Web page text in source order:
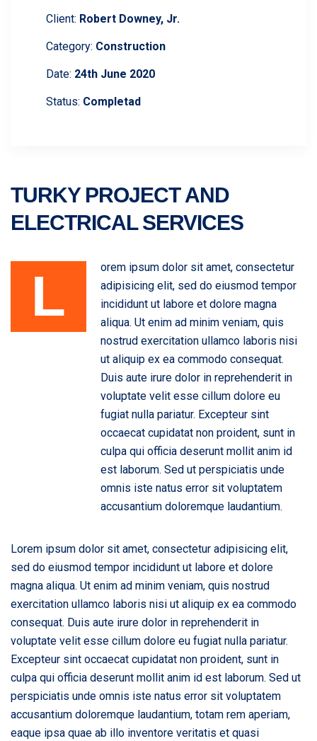
Client: Robert Downey, Jr.
Category: Construction
Date: 24th June 2020
Status: Completad
TURKY PROJECT AND
ELECTRICAL SERVICES
L
orem ipsum dolor sit amet, consectetur
adipisicing elit, sed do eiusmod tempor
incididunt ut labore et dolore magna
aliqua. Ut enim ad minim veniam, quis
nostrud exercitation ullamco laboris nisi
ut aliquip ex ea commodo consequat.
Duis aute irure dolor in reprehenderit in
voluptate velit esse cillum dolore eu
fugiat nulla pariatur. Excepteur sint
occaecat cupidatat non proident, sunt in
culpa qui officia deserunt mollit anim id
est laborum. Sed ut perspiciatis unde
omnis iste natus error sit voluptatem
accusantium doloremque laudantium.
Lorem ipsum dolor sit amet, consectetur adipisicing elit,
sed do eiusmod tempor incididunt ut labore et dolore
magna aliqua. Ut enim ad minim veniam, quis nostrud
exercitation ullamco laboris nisi ut aliquip ex ea commodo
consequat. Duis aute irure dolor in reprehenderit in
voluptate velit esse cillum dolore eu fugiat nulla pariatur.
Excepteur sint occaecat cupidatat non proident, sunt in
culpa qui officia deserunt mollit anim id est laborum. Sed ut
perspiciatis unde omnis iste natus error sit voluptatem
accusantium doloremque laudantium, totam rem aperiam,
eaque ipsa quae ab illo inventore veritatis et quasi